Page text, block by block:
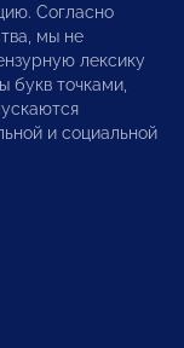
Согласно
мы не
лексику
букв точками,
и социальной